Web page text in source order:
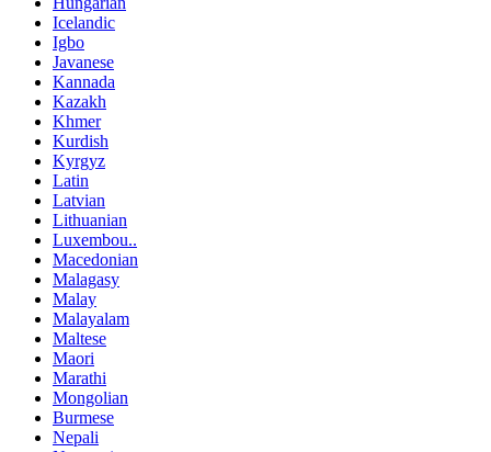
Icelandic
Igbo
Javanese
Kannada
Kazakh
Khmer
Kurdish
Kyrgyz
Latin
Latvian
Lithuanian
Luxembou..
Macedonian
Malagasy
Malay
Malayalam
Maltese
Maori
Marathi
Mongolian
Burmese
Nepali